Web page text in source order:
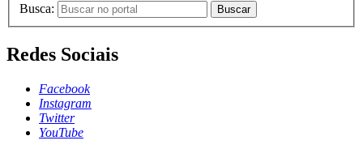
Busca: Buscar
Redes Sociais
Facebook
Instagram
Twitter
YouTube